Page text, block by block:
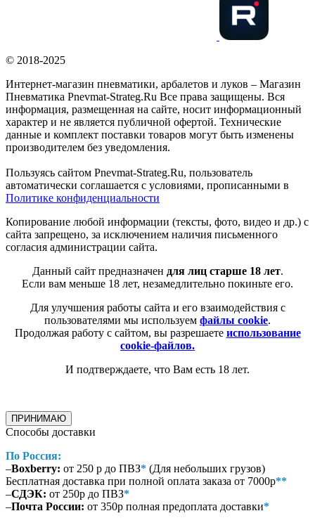
© 2018-2025
Интернет-магазин пневматики, арбалетов и луков – Магазин
Пневматика Pnevmat-Strateg.Ru Все права защищены. Вся
информация, размещенная на сайте, носит информационный
характер и не является публичной офертой. Технические
данные и комплект поставки товаров могут быть изменены
производителем без уведомления.
Пользуясь сайтом Pnevmat-Strateg.Ru, пользователь
автоматически соглашается с условиями, прописанными в
Политике конфиденциальности
Копирование любой информации (тексты, фото, видео и др.) с
сайта запрещено, за исключением наличия письменного
согласия администрации сайта.
Данный сайт предназначен для лиц старше 18 лет.
Если вам меньше 18 лет, незамедлительно покиньте его.
Для улучшения работы сайта и его взаимодействия с
пользователями мы используем файлы cookie.
Продолжая работу с сайтом, вы разрешаете использование
cookie-файлов.
И подтверждаете, что Вам есть 18 лет.
ПРИНИМАЮ
Способы доставки
По Россия:
–Boxberry: от 250 р до ПВЗ* (Для небольших грузов)
Бесплатная доставка при полной оплата заказа от 7000р**
–СДЭК: от 250р до ПВЗ*
–Почта России: от 350р полная предоплата доставки*